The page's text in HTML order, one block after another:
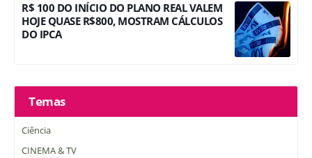
R$ 100 DO INÍCIO DO PLANO REAL VALEM
HOJE QUASE R$800, MOSTRAM CÁLCULOS
DO IPCA
Temas
Ciência
CINEMA & TV